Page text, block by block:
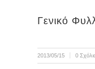
Γενικό
2013/05/15 0